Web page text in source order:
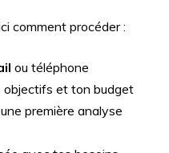
comment procéder :
ou téléphone
et ton budget
première analyse